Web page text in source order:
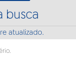
busca
atualizado.